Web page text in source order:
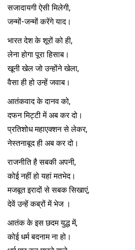
सजादायगी ऐसी मिलेगी,
जन्मों-जन्मों करेंगे याद।
भारत देश के शूरों को ही,
लेना होगा पूरा हिसाब।
खूनी खेल जो उन्होंने खेला,
वैसा ही हो उन्हें जवाब।
आतंकवाद के दानव को,
दफन मिट्टी में अब कर दो।
प्रतिशोध महाएक्शन से लेकर,
नेस्तनाबूद ही अब कर दो।
राजनीति है सबकी अपनी,
कोई नहीं हो यहां मतभेद।
मजबूत इरादों से सबक सिखाएं,
देवें उन्हें कब्रों में भेज ।
आतंक के इस छदम युद्ध में,
कोई धर्म बदनाम ना हो।